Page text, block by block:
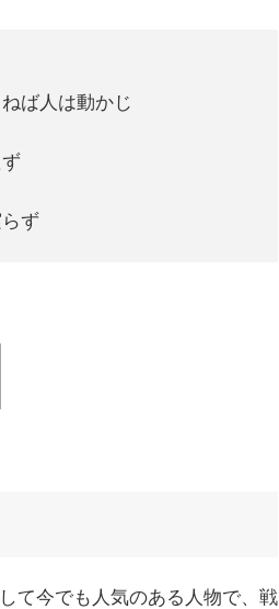
ば人は動かじ
ず
て今でも人気のある人物で、戦